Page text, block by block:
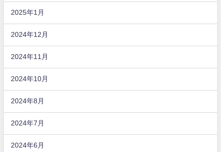
2025年1月
2024年12月
2024年11月
2024年10月
2024年8月
2024年7月
2024年6月